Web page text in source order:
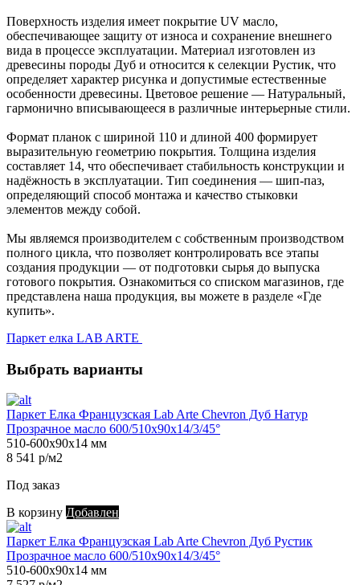
Поверхность изделия имеет покрытие UV масло,
обеспечивающее защиту от износа и сохранение внешнего
вида в процессе эксплуатации. Материал изготовлен из
древесины породы Дуб и относится к селекции Рустик, что
определяет характер рисунка и допустимые естественные
особенности древесины. Цветовое решение — Натуральный,
гармонично вписывающееся в различные интерьерные стили.
Формат планок с шириной 110 и длиной 400 формирует
выразительную геометрию покрытия. Толщина изделия
составляет 14, что обеспечивает стабильность конструкции и
надёжность в эксплуатации. Тип соединения — шип-паз,
определяющий способ монтажа и качество стыковки
элементов между собой.
Мы являемся производителем с собственным производством
полного цикла, что позволяет контролировать все этапы
создания продукции — от подготовки сырья до выпуска
готового покрытия. Ознакомиться со списком магазинов, где
представлена наша продукция, вы можете в разделе «Где
купить».
Паркет елка LAB ARTE
Выбрать варианты
Паркет Елка Французская Lab Arte Chevron Дуб Натур
Прозрачное масло 600/510х90х14/3/45°
510-600х90х14 мм
8 541 р/м2
Под заказ
В корзину Добавлен
Паркет Елка Французская Lab Arte Chevron Дуб Рустик
Прозрачное масло 600/510х90х14/3/45°
510-600х90х14 мм